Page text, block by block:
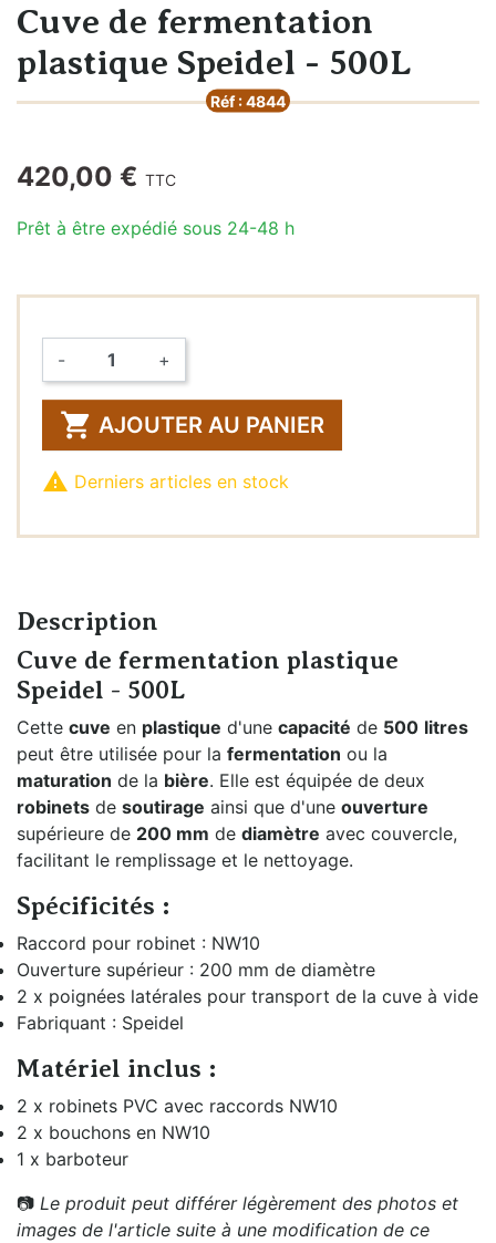
Cuve de fermentation
plastique Speidel - 500L
Réf : 4844
420,00 € TTC
Prêt à être expédié sous 24-48 h
Quantité
- +
 AJOUTER AU PANIER
 Derniers articles en stock
Description
Cuve de fermentation plastique
Speidel - 500L
Cette cuve en plastique d'une capacité de 500 litres
peut être utilisée pour la fermentation ou la
maturation de la bière. Elle est équipée de deux
robinets de soutirage ainsi que d'une ouverture
supérieure de 200 mm de diamètre avec couvercle,
facilitant le remplissage et le nettoyage.
Spécificités :
Raccord pour robinet : NW10
Ouverture supérieur : 200 mm de diamètre
2 x poignées latérales pour transport de la cuve à vide
Fabriquant : Speidel
Matériel inclus :
2 x robinets PVC avec raccords NW10
2 x bouchons en NW10
1 x barboteur
📷 Le produit peut différer légèrement des photos et
images de l'article suite à une modification de ce